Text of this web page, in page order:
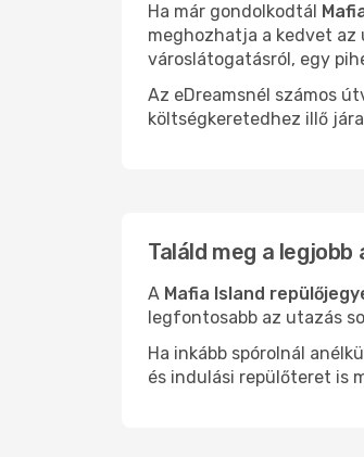
Ha már gondolkodtál
meghozhatja a kedvet az
városlátogatásról, egy
Az eDreamsnél számos
költségkeretedhez illő
Találd meg a
A Mafia Island
legfontosabb az utazás
Ha inkább spórolnál
és indulási repülőteret is